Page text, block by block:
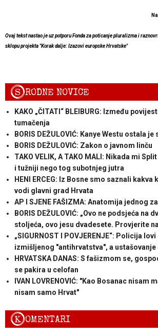
Ovaj tekst nastao je uz potporu Fonda za poticanje pluralizma i
sklopu projekta "Korak dalje: Izazovi europske Hrvatske"
SRODNE NOVICE
KAKO „ČITATI“ BLEIBURG: Između
tumačenja
BORIS DEŽULOVIĆ: Kanye Westu ostala
BORIS DEŽULOVIĆ: Zakon o javnom linču
TAKO VELIK, A TAKO MALI: Nikada mi
i tužniji nego tog subotnjeg jutra
HENI ERCEG: Iz Bosne smo saznali
vodi glavni grad Hrvata
AP I SJENE FAŠIZMA: Anatomija jednog
BORIS DEŽULOVIĆ: „Ovo ne podsjeća na
stoljeća, ovo jesu dvadesete. Provjerite
„SIGURNOST I POVJERENJE“: Policija
izmišljenog "antihrvatstva", a ustašovanje
HRVATSKA DANAS: S fašizmom se,
se pakira u celofan
IVAN LOVRENOVIĆ: "Kao Bosanac nisam
nisam samo Hrvat"
KOMENTARI